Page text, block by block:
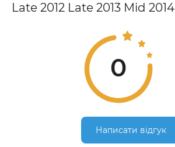
Late 2012 Late 2013 Mid 2014
0
Написати відгук